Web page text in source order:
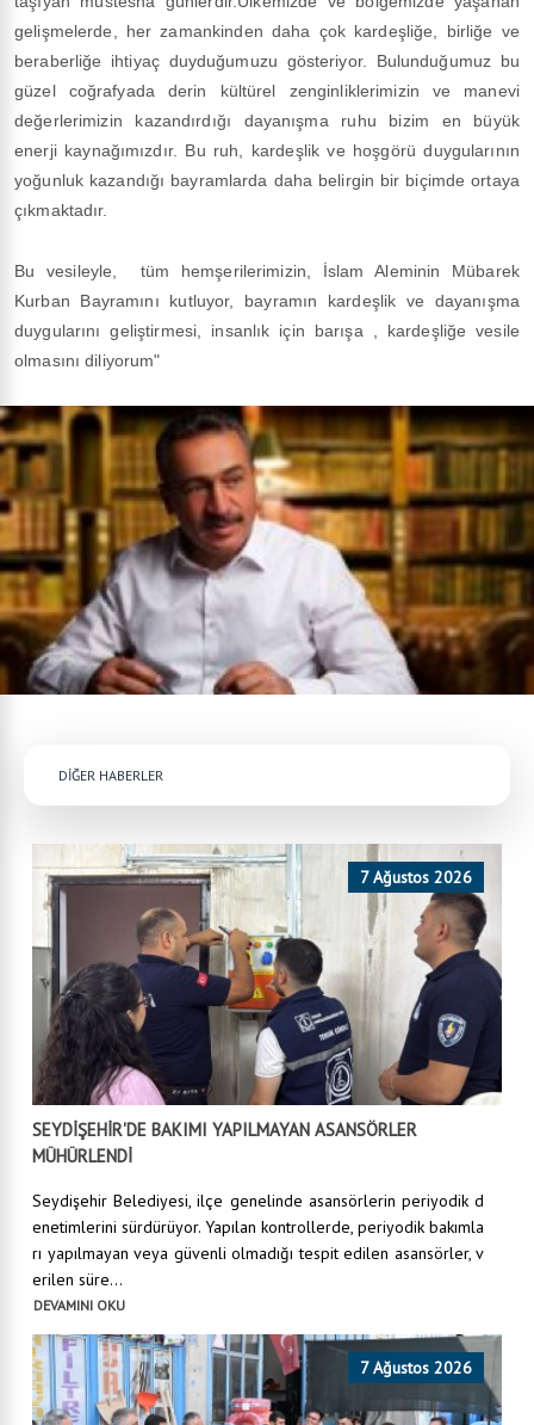
gelişmelerde, her zamankinden daha çok kardeşliğe, birliğe ve
beraberliğe ihtiyaç duyduğumuzu gösteriyor. Bulunduğumuz bu
güzel coğrafyada derin kültürel zenginliklerimizin ve manevi
değerlerimizin kazandırdığı dayanışma ruhu bizim en büyük
enerji kaynağımızdır. Bu ruh, kardeşlik ve hoşgörü duygularının
yoğunluk kazandığı bayramlarda daha belirgin bir biçimde ortaya
çıkmaktadır.
Bu vesileyle, tüm hemşerilerimizin, İslam Aleminin Mübarek
Kurban Bayramını kutluyor, bayramın kardeşlik ve dayanışma
duygularını geliştirmesi, insanlık için barışa , kardeşliğe vesile
olmasını diliyorum"
DİĞER HABERLER
7 Ağustos 2026
SEYDİŞEHİR'DE BAKIMI YAPILMAYAN ASANSÖRLER
MÜHÜRLENDİ
Seydişehir Belediyesi, ilçe genelinde asansörlerin periyodik d
enetimlerini sürdürüyor. Yapılan kontrollerde, periyodik bakımla
rı yapılmayan veya güvenli olmadığı tespit edilen asansörler, v
erilen süre...
DEVAMINI OKU
7 Ağustos 2026